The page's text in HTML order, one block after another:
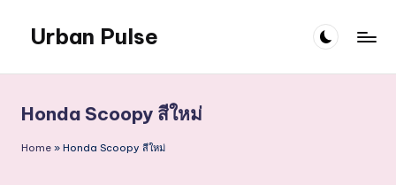
content
Urban Pulse
Honda Scoopy สีใหม่
Home » Honda Scoopy สีใหม่